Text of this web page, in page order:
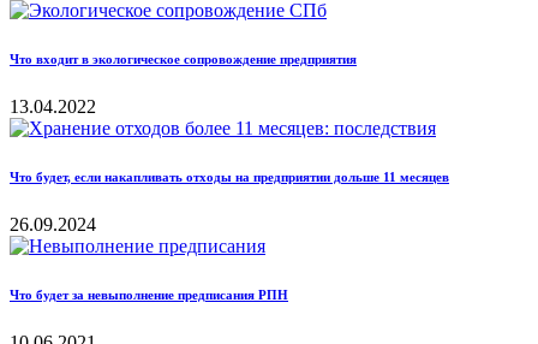
Что входит в экологическое сопровождение предприятия
13.04.2022
Что будет, если накапливать отходы на предприятии дольше 11 месяцев
26.09.2024
Что будет за невыполнение предписания РПН